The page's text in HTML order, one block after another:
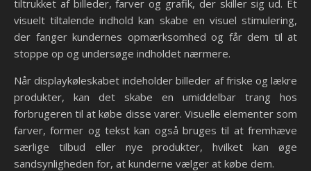
tiltrukket af billeder, farver og grafik, der skiller sig ud. Et
visuelt tiltalende indhold kan skabe en visuel stimulering,
der fanger kundernes opmærksomhed og får dem til at
stoppe op og undersøge indholdet nærmere.
Når displaykøleskabet indeholder billeder af friske og lækre
produkter, kan det skabe en umiddelbar trang hos
forbrugeren til at købe disse varer. Visuelle elementer som
farver, former og tekst kan også bruges til at fremhæve
særlige tilbud eller nye produkter, hvilket kan øge
sandsynligheden for, at kunderne vælger at købe dem.